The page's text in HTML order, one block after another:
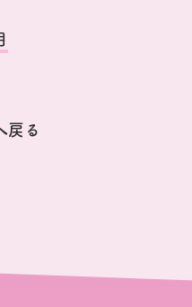
戻る